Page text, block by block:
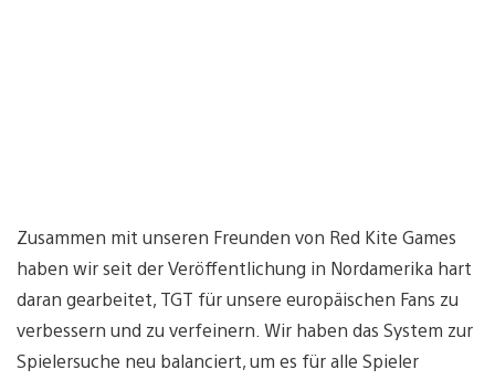
Zusammen mit unseren Freunden von Red Kite Games
haben wir seit der Veröffentlichung in Nordamerika hart
daran gearbeitet, TGT für unsere europäischen Fans zu
verbessern und zu verfeinern. Wir haben das System zur
Spielersuche neu balanciert, um es für alle Spieler